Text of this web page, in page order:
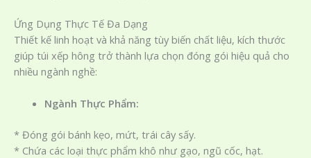
Ứng Dụng Thực Tế Đa Dạng
Thiết kế linh hoạt và khả năng tùy biến chất liệu, kích thước
giúp túi xếp hông trở thành lựa chọn đóng gói hiệu quả cho
nhiều ngành nghề:
Ngành Thực Phẩm:
* Đóng gói bánh kẹo, mứt, trái cây sấy.
* Chứa các loại thực phẩm khô như gạo, ngũ cốc, hạt.